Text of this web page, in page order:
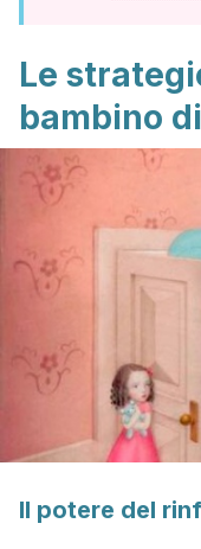
Le
bambino
Il potere del